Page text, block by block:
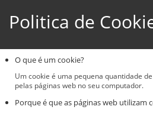
Politica de
O que é um cookie?
Um cookie é uma pequena quantidade
pelas páginas web no seu computador.
Porque é que as páginas web utilizam